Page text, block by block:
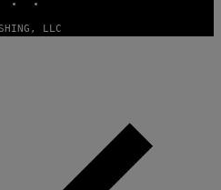
LLC